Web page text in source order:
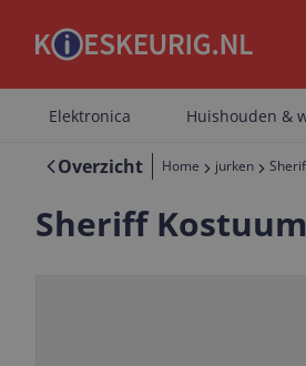
Elektronica Huishouden &
Overzicht Home jurken
Sheriff